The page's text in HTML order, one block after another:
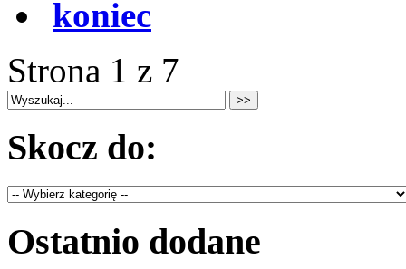
koniec
Strona 1 z 7
Skocz do:
Ostatnio dodane